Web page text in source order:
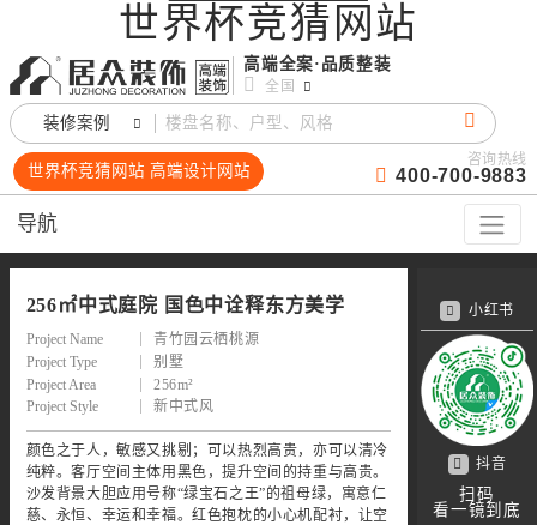
世界杯竞猜网站
高端全案·品质整装
全国
装修案例
世界杯竞猜网站 高端设计网站
咨询热线
400-700-9883
导航
小红书
抖音
扫码
看一镜到底
256㎡中式庭院 国色中诠释东方美学
Project Name
青竹园云栖桃源
Project Type
别墅
Project Area
256m²
Project Style
新中式风
颜色之于人，敏感又挑剔；可以热烈高贵，亦可以清冷
纯粹。客厅空间主体用黑色，提升空间的持重与高贵。
沙发背景大胆应用号称“绿宝石之王”的祖母绿，寓意仁
慈、永恒、幸运和幸福。红色抱枕的小心机配衬，让空